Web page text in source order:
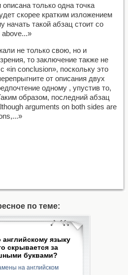
только одна точка
скорее кратким изложением
начать такой абзац стоит со
не только свою, но и
то заключение также не
«in conclusion», поскольку это
от описания двух
одному , упустив то,
образом, последний абзац
arguments on both sides are
по теме:
английскому языку
скрывается за
буквами?
на английском